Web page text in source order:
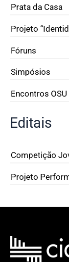
Prata da Casa
Projeto
Fóruns
Simpósios
Encontros OSU
Editais
Competição
Projeto